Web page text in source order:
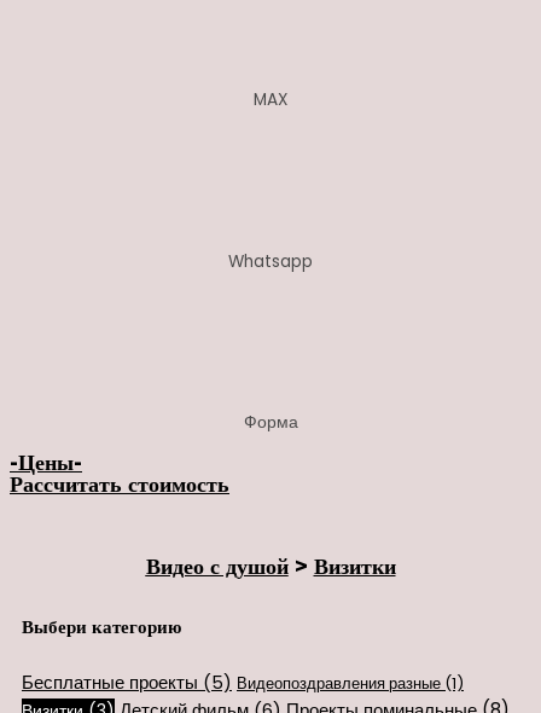
MAX
Whatsapp
Форма
-Цены-
Рассчитать стоимость
Видео с душой>Визитки
Выбери категорию
Бесплатные проекты (5) Видеопоздравления разные (1)